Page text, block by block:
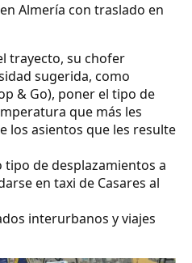
Almería con traslado en
trayecto, su chofer
sugerida, como
& Go), poner el tipo de
que más les
los asientos que les resulte
de desplazamientos a
en taxi de Casares al
interurbanos y viajes